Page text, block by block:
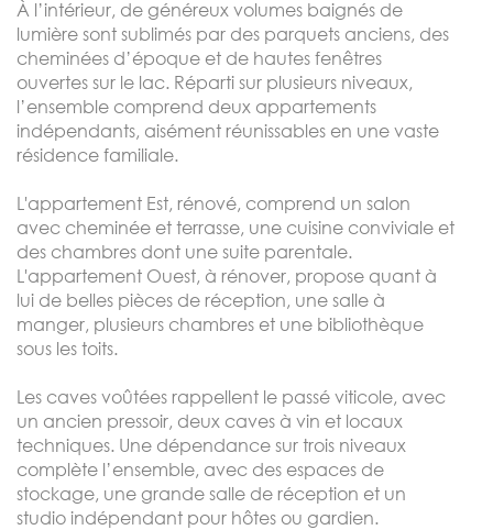
À l’intérieur, de généreux volumes baignés de
lumière sont sublimés par des parquets anciens, des
cheminées d’époque et de hautes fenêtres
ouvertes sur le lac. Réparti sur plusieurs niveaux,
l’ensemble comprend deux appartements
indépendants, aisément réunissables en une vaste
résidence familiale.
L'appartement Est, rénové, comprend un salon
avec cheminée et terrasse, une cuisine conviviale et
des chambres dont une suite parentale.
L'appartement Ouest, à rénover, propose quant à
lui de belles pièces de réception, une salle à
manger, plusieurs chambres et une bibliothèque
sous les toits.
Les caves voûtées rappellent le passé viticole, avec
un ancien pressoir, deux caves à vin et locaux
techniques. Une dépendance sur trois niveaux
complète l’ensemble, avec des espaces de
stockage, une grande salle de réception et un
studio indépendant pour hôtes ou gardien.